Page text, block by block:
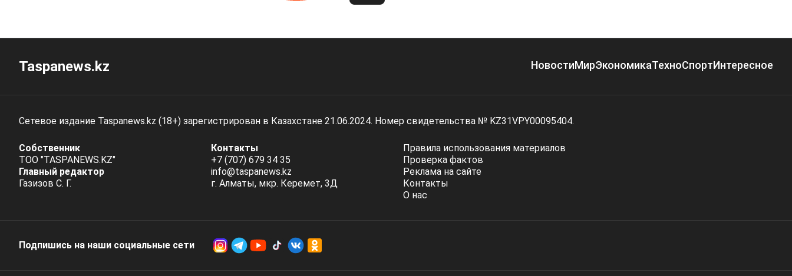
Taspanews.kz НовостиМирЭкономикаТехноСпортИнтересное
Сетевое издание Taspanews.kz (18+) зарегистрирован в Казахстане 21.06.2024. Номер свидетельства № KZ31VPY00095404.
Собственник
ТОО "TASPANEWS.KZ"
Главный редактор
Газизов С. Г.
Контакты
+7 (707) 679 34 35
info@taspanews.kz
г. Алматы, мкр. Керемет, 3Д
Правила использования материалов
Проверка фактов
Реклама на сайте
Контакты
О нас
Подпишись на наши социальные cети